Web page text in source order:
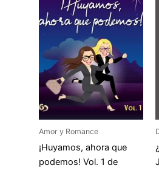
Amor y Romance
¡Huyamos, ahora que
podemos! Vol. 1 de